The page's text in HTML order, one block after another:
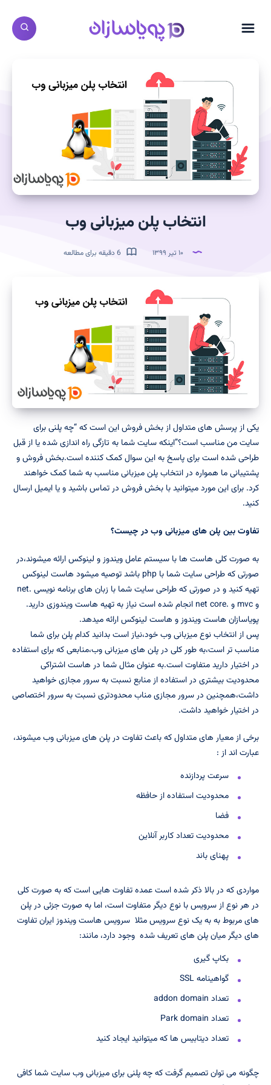
انتخاب پلن میزبانی وب
۱۰ تیر ۱۳۹۹ 6 دقیقه برای مطالعه
یکی از پرسش های متداول از بخش فروش این است که “چه پلنی برای
سایت من مناسب است؟”اینکه سایت شما به تازگی راه اندازی شده یا از قبل
طراحی شده است برای پاسخ به این سوال کمک کننده است.بخش فروش و
پشتیبانی ما همواره در انتخاب پلن میزبانی مناسب به شما کمک خواهند
کرد. برای این مورد میتوانید با بخش فروش در تماس باشید و یا ایمیل ارسال
کنید.
تفاوت بین پلن های میزبانی وب در چیست؟
به صورت کلی هاست ها با سیستم عامل ویندوز و لینوکس ارائه میشوند،در
صورتی که طراحی سایت شما با php باشد توصیه میشود هاست لینوکس
تهیه کنید و در صورتی که طراحی سایت شما با زبان های برنامه نویسی .net
و mvc و .net core انجام شده است نیاز به تهیه هاست ویندوزی دارید.
پویاسازان هاست ویندوز و هاست لینوکس ارائه میدهد.
پس از انتخاب نوع میزبانی وب خود،نیاز است بدانید کدام پلن برای شما
مناسب تر است،به طور کلی در پلن های میزبانی وب،منابعی که برای استفاده
در اختیار دارید متفاوت است.به عنوان مثال شما در هاست اشتراکی
محدودیت بیشتری در استفاده از منابع نسبت به سرور مجازی خواهید
داشت،همچنین در سرور مجازی مناب محدودتری نسبت به سرور اختصاصی
در اختیار خواهید داشت.
برخی از معیار های متداول که باعث تفاوت در پلن های میزبانی وب میشوند،
عبارت اند از :
سرعت پردازنده
محدودیت استفاده از حافظه
فضا
محدودیت تعداد کاربر آنلاین
پهنای باند
مواردی که در بالا ذکر شده است عمده تفاوت هایی است که به صورت کلی
در هر نوع از سرویس با نوع دیگر متفاوت است، اما به صورت جزئی در پلن
های مربوط به به یک نوع سرویس مثلا سرویس هاست ویندوز ایران تفاوت
های دیگر میان پلن های تعریف شده وجود دارد، مانند:
بکاپ گیری
گواهینامه SSL
تعداد addon domain
تعداد Park domain
تعداد دیتابیس ها که میتوانید ایجاد کنید
چگونه می توان تصمیم گرفت که چه پلنی برای میزبانی وب سایت شما کافی